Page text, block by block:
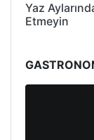
Yaz
Etmeyin